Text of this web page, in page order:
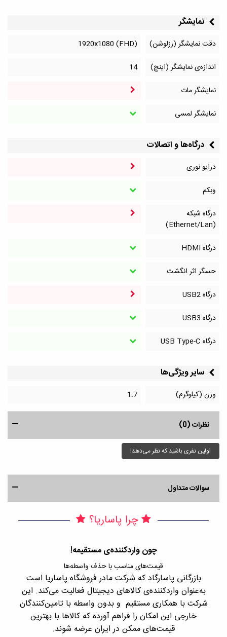
نمایشگر
دقت نمایشگر (رزلوشن)
1920x1080 (FHD)
اندازه‌ی نمایشگر (اینچ)
14
نمایشگر مات
نمایشگر لمسی
درگاه‌ها و اتصالات
درایو نوری
وبکم
درگاه شبکه
(Ethernet/Lan)
درگاه HDMI
حسگر اثر انگشت
درگاه‌ USB2
درگاه‌ USB3
درگاه‌ USB Type-C
سایر ویژگی‌ها
وزن (کیلوگرم) 1.7
نظرات (0)
اولین نفری باشید که نظر می‌دهد!
سوالات متداول
چرا پاساریا؟
چون واردکننده‌ی مستقیمه!
قیمت‌های مناسب با حذف واسطه‌ها
بازرگانی پاسارگاد که شرکت مادر فروشگاه پاساریا است
به‌عنوان واردکننده‌ی کالاهای دیجیتال فعالیت می‌کند. این
شرکت با همکاری مستقیم و بدون واسطه با تامین‌کنندگان
خارجی این امکان را فراهم آورده که کالاها با بهترین
قیمت‌های ممکن در ایران عرضه شوند.